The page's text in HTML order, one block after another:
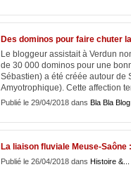
Des dominos pour faire chuter
Le bloggeur assistait à Verdun
de 30 000 dominos pour une
Sébastien) a été créée autour de
Amyotrophique). Cette affection
Publié le 29/04/2018 dans Bla Bla Blog
La liaison fluviale Meuse-Saône
Publié le 26/04/2018 dans Histoire &...